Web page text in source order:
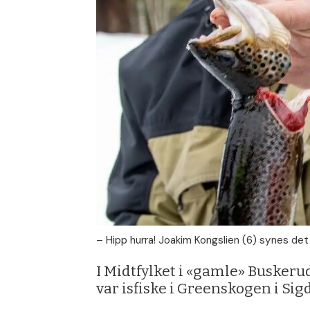
– Hipp hurra! Joakim Kongslien (6) synes
I Midtfylket i «gamle»
var isfiske i Greenskogen i